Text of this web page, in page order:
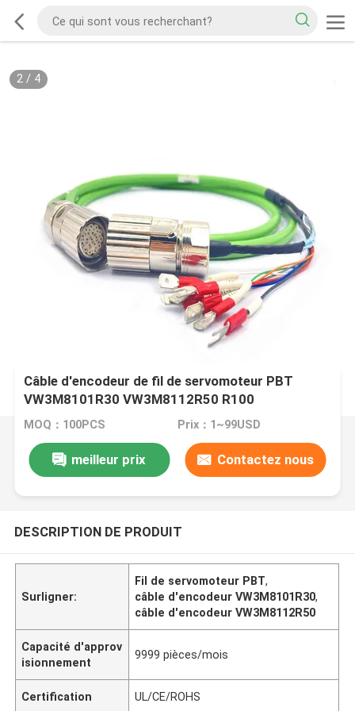
2/ 4
Câble d'encodeur de fil de servomoteur PBT
VW3M8101R30 VW3M8112R50 R100
MOQ：100PCS Prix：1~99USD
meilleur prix Contactez nous
DESCRIPTION DE PRODUIT
Surligner:
Fil de servomoteur PBT,
câble d'encodeur VW3M8101R30,
câble d'encodeur VW3M8112R50
Capacité d'approv
isionnement
9999 pièces/mois
Certification UL/CE/ROHS